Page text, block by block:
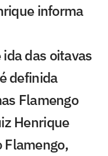
informa
das oitavas
definida
Flamengo
Henrique
Flamengo,